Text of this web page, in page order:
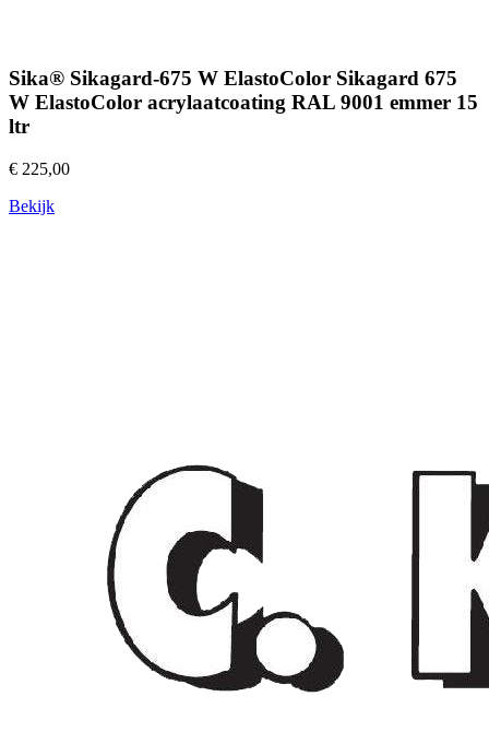
Sika® Sikagard-675 W ElastoColor Sikagard 675
W ElastoColor acrylaatcoating RAL 9001 emmer 15
ltr
€ 225,00
Bekijk